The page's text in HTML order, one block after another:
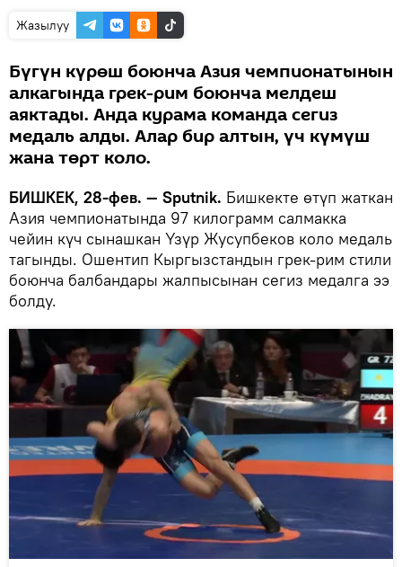
Жазылуу
Бүгүн күрөш боюнча Азия чемпионатынын
алкагында грек-рим боюнча мелдеш
аяктады. Анда курама команда сегиз
медаль алды. Алар бир алтын, үч күмүш
жана төрт коло.
БИШКЕК, 28-фев. — Sputnik. Бишкекте өтүп жаткан
Азия чемпионатында 97 килограмм салмакка
чейин күч сынашкан Үзүр Жусупбеков коло медаль
тагынды. Ошентип Кыргызстандын грек-рим стили
боюнча балбандары жалпысынан сегиз медалга ээ
болду.